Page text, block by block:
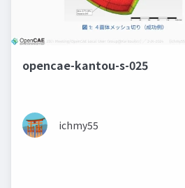
opencae-kantou-s-025
ichmy55